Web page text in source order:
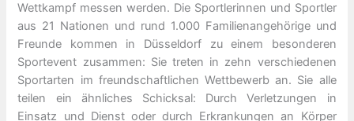
Wettkampf messen werden. Die Sportlerinnen und Sportler
aus 21 Nationen und rund 1.000 Familienangehörige und
Freunde kommen in Düsseldorf zu einem besonderen
Sportevent zusammen: Sie treten in zehn verschiedenen
Sportarten im freundschaftlichen Wettbewerb an. Sie alle
teilen ein ähnliches Schicksal: Durch Verletzungen in
Einsatz und Dienst oder durch Erkrankungen an Körper